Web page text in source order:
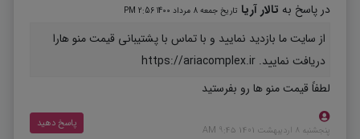
در پاسخ به تالار آریا تاریخ جمعه 8 مرداد 1400 2:56 PM
از سایت ما بازدید نمایید و با تماس با پشتیبانی قیمت منو هارا
دریافت نمایید. https://ariacomplex.ir
لطفاً قیمت منو ها رو بفرستید
پنجشنبه 8 اردیبهشت 1401 9:45 AM
پاسخ دهید